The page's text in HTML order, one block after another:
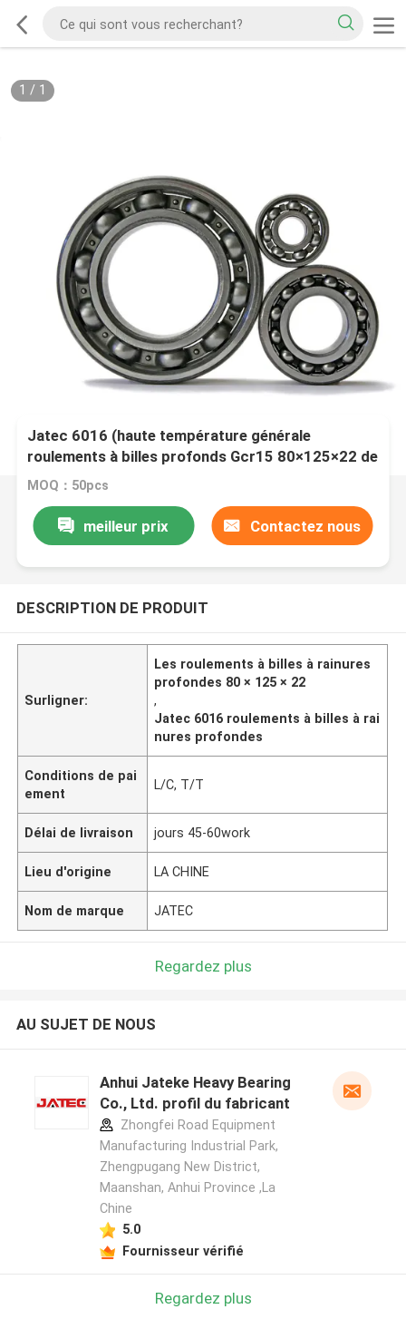
1 / 1
Jatec 6016 (haute température générale
roulements à billes profonds Gcr15 80×125×22 de
cannelure de moteur)
MOQ：50pcs
meilleur prix Contactez nous
DESCRIPTION DE PRODUIT
Surligner:
Les roulements à billes à rainures
profondes 80 × 125 × 22
,
Jatec 6016 roulements à billes à rai
nures profondes
Conditions de pai
ement
L/C, T/T
Délai de livraison jours 45-60work
Lieu d'origine LA CHINE
Nom de marque JATEC
Regardez plus
AU SUJET DE NOUS
Anhui Jateke Heavy Bearing
Co., Ltd. profil du fabricant
Zhongfei Road Equipment
Manufacturing Industrial Park,
Zhengpugang New District,
Maanshan, Anhui Province ,La
Chine
5.0
Fournisseur vérifié
Regardez plus